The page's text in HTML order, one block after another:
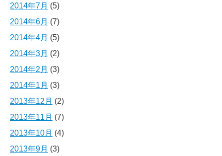
2014年7月 (5)
2014年6月 (7)
2014年4月 (5)
2014年3月 (2)
2014年2月 (3)
2014年1月 (3)
2013年12月 (2)
2013年11月 (7)
2013年10月 (4)
2013年9月 (3)